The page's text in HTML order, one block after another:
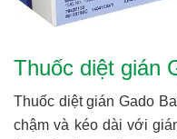
Thuốc diệt gián
Thuốc diệt gián Gado
chậm và kéo dài với